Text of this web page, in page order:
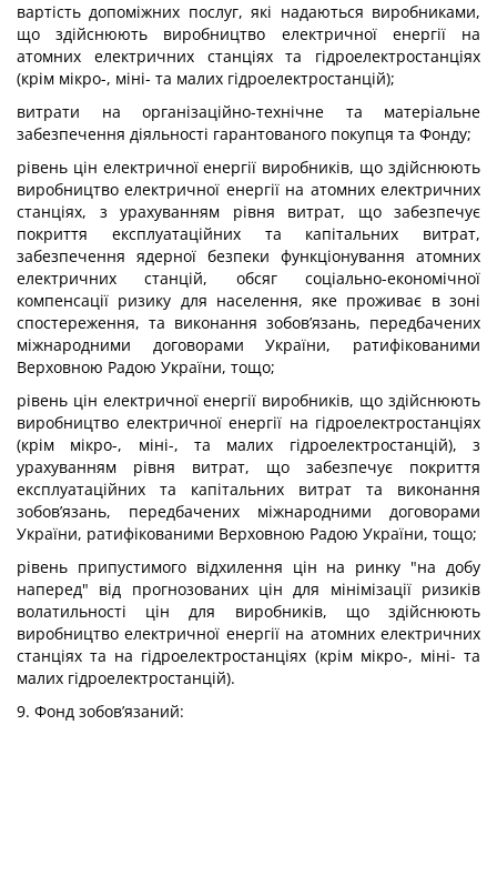
вартість допоміжних послуг, які надаються виробниками,
що здійснюють виробництво електричної енергії на
атомних електричних станціях та гідроелектростанціях
(крім мікро-, міні- та малих гідроелектростанцій);
витрати на організаційно-технічне та матеріальне
забезпечення діяльності гарантованого покупця та Фонду;
рівень цін електричної енергії виробників, що здійснюють
виробництво електричної енергії на атомних електричних
станціях, з урахуванням рівня витрат, що забезпечує
покриття експлуатаційних та капітальних витрат,
забезпечення ядерної безпеки функціонування атомних
електричних станцій, обсяг соціально-економічної
компенсації ризику для населення, яке проживає в зоні
спостереження, та виконання зобов’язань, передбачених
міжнародними договорами України, ратифікованими
Верховною Радою України, тощо;
рівень цін електричної енергії виробників, що здійснюють
виробництво електричної енергії на гідроелектростанціях
(крім мікро-, міні-, та малих гідроелектростанцій), з
урахуванням рівня витрат, що забезпечує покриття
експлуатаційних та капітальних витрат та виконання
зобов’язань, передбачених міжнародними договорами
України, ратифікованими Верховною Радою України, тощо;
рівень припустимого відхилення цін на ринку "на добу
наперед" від прогнозованих цін для мінімізації ризиків
волатильності цін для виробників, що здійснюють
виробництво електричної енергії на атомних електричних
станціях та на гідроелектростанціях (крім мікро-, міні- та
малих гідроелектростанцій).
9. Фонд зобов’язаний: